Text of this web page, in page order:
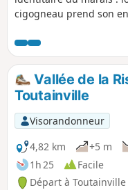
cigogneau prend son
préservée en faisant le
ancienne boucle de la
un vaste amphithéâtre
ses prairies humides à
ses jolies chaumières,
offre un paysage de
en Normandie qui invite
promenade,
printemps lorsque les
en fleurs.
Vallée de la
Toutainville
Visorandonneur
4,82 km
+5 m
1h 25
Facile
Départ à Toutainville